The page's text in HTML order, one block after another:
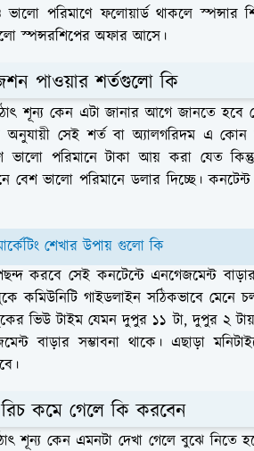
পরিমাণে ফলোয়ার্ড থাকলে
স্পন্সরশিপের অফার আসে।
পাওয়ার শর্তগুলো কি
শূন্য কেন এটা জানার আগে জানতে হবে
সেই শর্ত বা অ্যালগরিদম এ কোন
পরিমানে টাকা আয় করা যেত কিন্তু
বেশ ভালো পরিমানে ডলার দিচ্ছে।
শেখার উপায় গুলো কি
করবে সেই কনটেন্টে এনগেজমেন্ট
কমিউনিটি গাইডলাইন সঠিকভাবে মেনে
ভিউ টাইম যেমন দুপুর ১১ টা, দুপুর ২
বাড়ার সম্ভাবনা থাকে। এছাড়া
কমে গেলে কি করবেন
শূন্য কেন এমনটা দেখা গেলে বুঝে নিতে